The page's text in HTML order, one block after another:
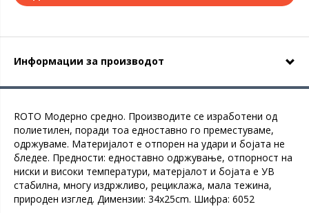
Информации за производот
ROTO Модерно средно. Производите се изработени од
полиетилен, поради тоа едноставно го преместуваме,
одржуваме. Материјалот е отпорен на удари и бојата не
бледее. Предности: едноставно одржување, отпорност на
ниски и високи температури, матерјалот и бојата е УВ
стабилна, многу издржливо, рециклажа, мала тежина,
природен изглед. Димензии: 34x25cm. Шифра: 6052